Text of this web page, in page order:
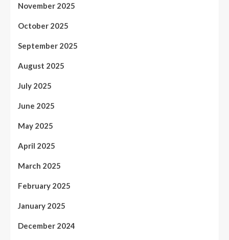
November 2025
October 2025
September 2025
August 2025
July 2025
June 2025
May 2025
April 2025
March 2025
February 2025
January 2025
December 2024